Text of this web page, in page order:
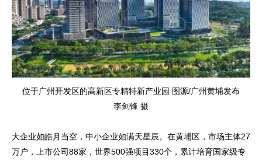
位于广州开发区的高新区专精特新产业园 图源/广州黄埔发布
李剑锋 摄
大企业如皓月当空，中小企业如满天星辰。在黄埔区，市场主体27
万户，上市公司88家，世界500强项目330个，累计培育国家级专